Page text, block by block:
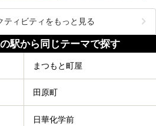
ティビティをもっと見る
駅から同じテーマで探す
まつもと町屋
田原町
日華化学前